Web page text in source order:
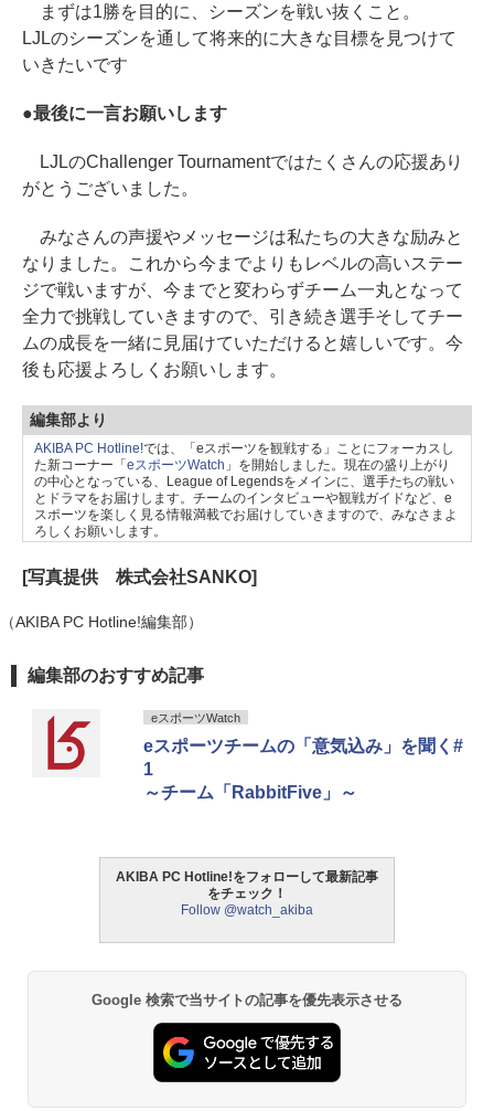
まずは1勝を目的に、シーズンを戦い抜くこと。
LJLのシーズンを通して将来的に大きな目標を見つけて
いきたいです
●最後に一言お願いします
LJLのChallenger Tournamentではたくさんの応援あり
がとうございました。
みなさんの声援やメッセージは私たちの大きな励みと
なりました。これから今までよりもレベルの高いステー
ジで戦いますが、今までと変わらずチーム一丸となって
全力で挑戦していきますので、引き続き選手そしてチー
ムの成長を一緒に見届けていただけると嬉しいです。今
後も応援よろしくお願いします。
編集部より
AKIBA PC Hotline!では、「eスポーツを観戦する」ことにフォーカスし
た新コーナー「 eスポーツWatch 」を開始しました。現在の盛り上がり
の中心となっている、League of Legendsをメインに、選手たちの戦い
とドラマをお届けします。チームのインタビューや観戦ガイドなど、e
スポーツを楽しく見る情報満載でお届けしていきますので、みなさまよ
ろしくお願いします。
[写真提供 株式会社SANKO]
（AKIBA PC Hotline!編集部）
編集部のおすすめ記事
eスポーツWatch
eスポーツチームの「意気込み」を聞く#
1
～チーム「RabbitFive」～
AKIBA PC Hotline!をフォローして最新記事
をチェック！
Follow @watch_akiba
Google 検索で当サイトの記事を優先表示させる